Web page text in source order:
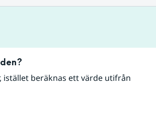
beräknas ett värde utifrån